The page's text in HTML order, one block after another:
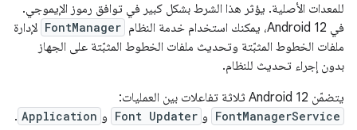
للمعدات الأصلية. يؤثر هذا الشرط بشكل كبير في توافق رموز الإيموجي.
في Android 12، يمكنك استخدام خدمة النظام
FontManager لإدارة
ملفات الخطوط المثبّتة وتحديث ملفات الخطوط المثبّتة على الجهاز
بدون إجراء تحديث للنظام.
يتضمّن Android 12 ثلاثة تفاعلات بين العمليات:
FontManagerService و Font Updater و Application
.